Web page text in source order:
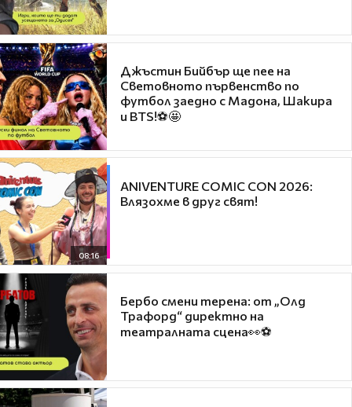
Джъстин Бийбър ще пее на
Световното първенство по
футбол заедно с Мадона, Шакира
и BTS!⚽🤩
08:16
ANIVENTURE COMIC CON 2026:
Влязохме в друг свят!
Бербо смени терена: от „Олд
Трафорд“ директно на
театралната сцена👀⚽